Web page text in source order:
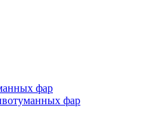
фар
фар